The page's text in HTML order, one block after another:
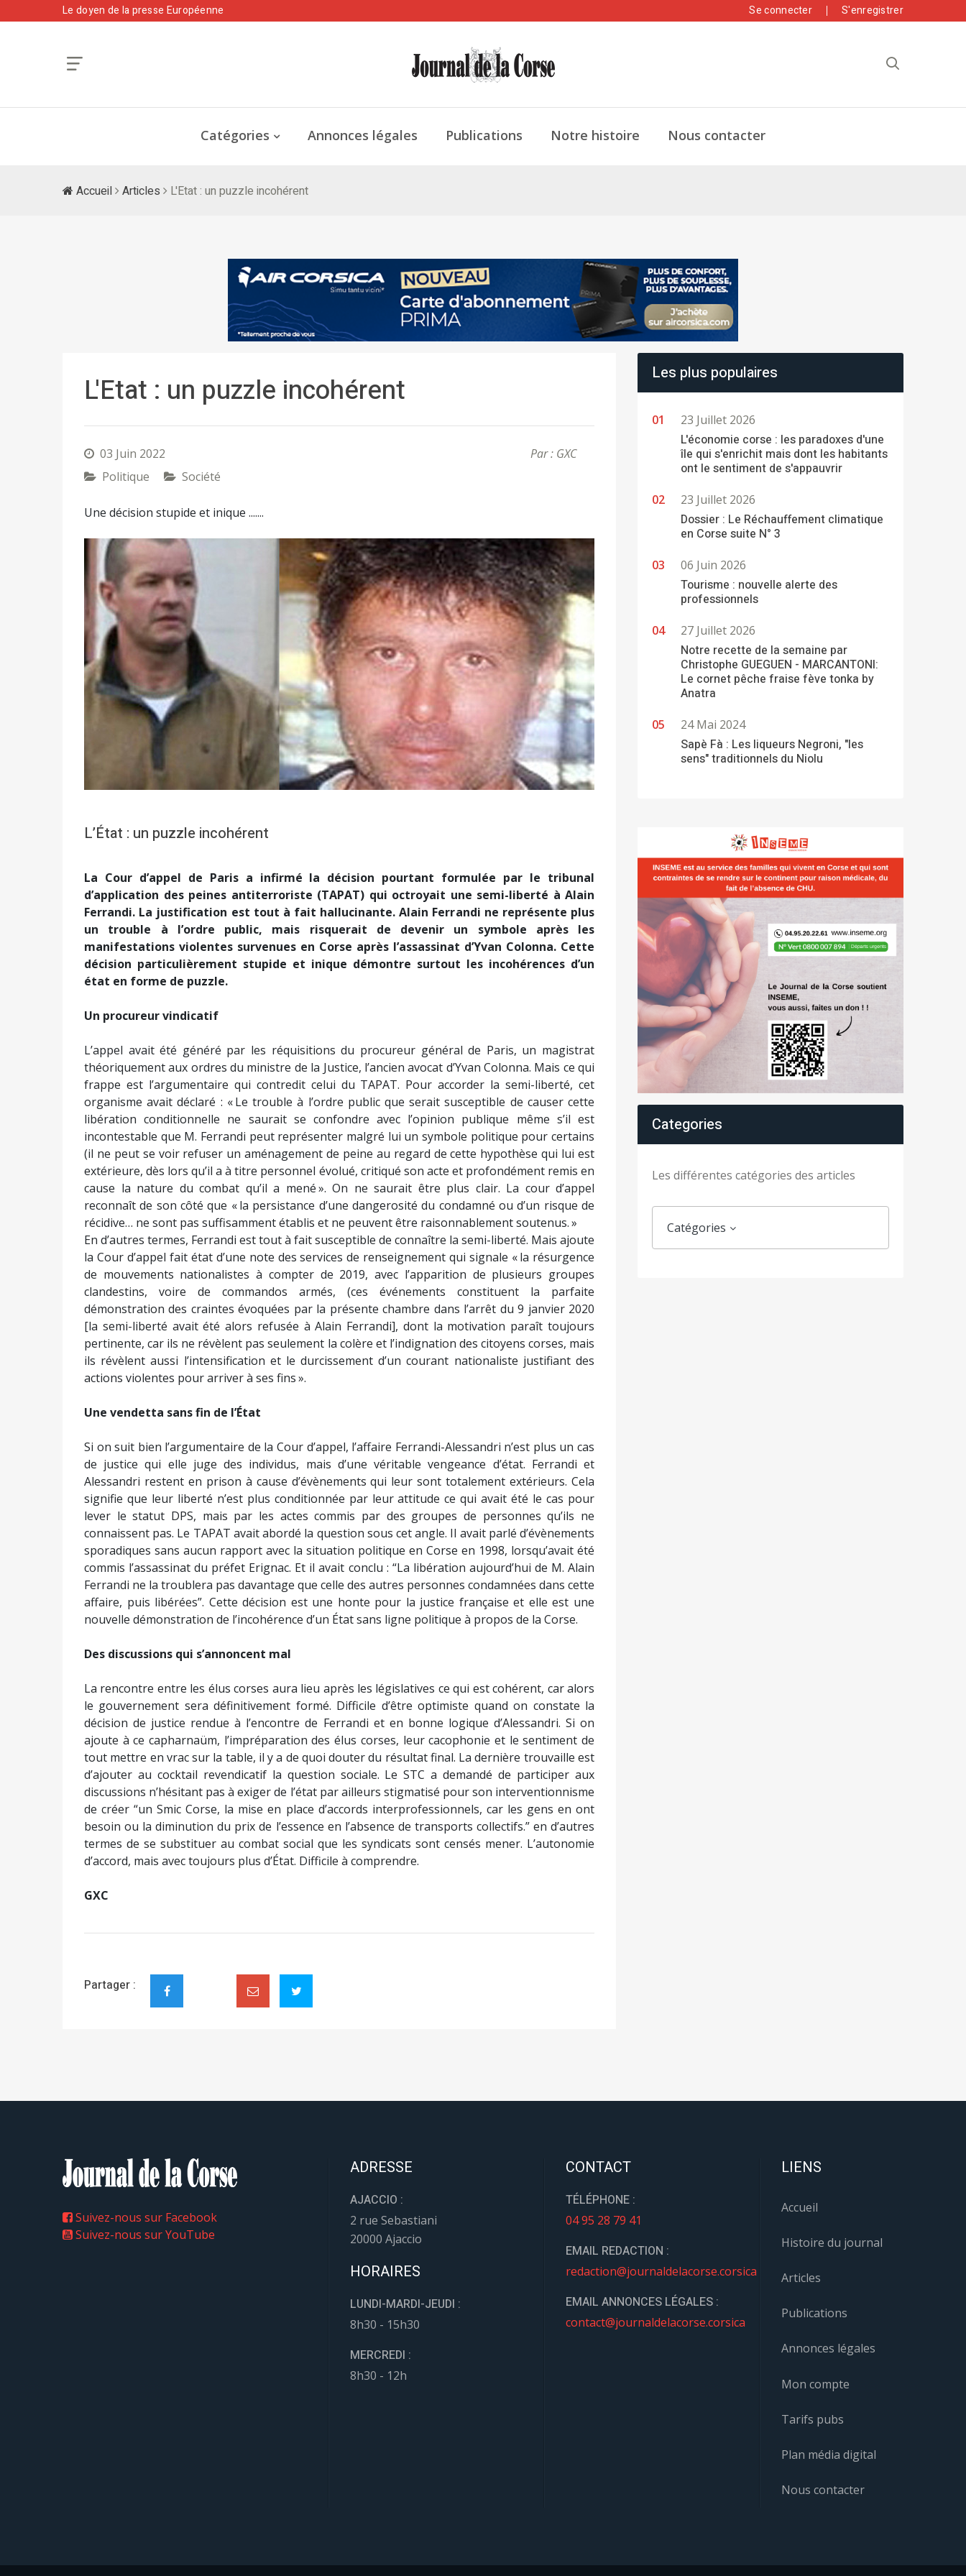
Le doyen de la presse Européenne Se connecter S'enregistrer
Catégories Annonces légales Publications Notre histoire Nous contacter
Accueil Articles L'Etat : un puzzle incohérent
L'Etat : un puzzle incohérent
03 Juin 2022
Par : GXC
Politique
Société
Une décision stupide et inique .......
L’État : un puzzle incohérent
La Cour d’appel de Paris a infirmé la décision pourtant formulée par le tribunal
d’application des peines antiterroriste (TAPAT) qui octroyait une semi-liberté à Alain
Ferrandi. La justification est tout à fait hallucinante. Alain Ferrandi ne représente plus
un trouble à l’ordre public, mais risquerait de devenir un symbole après les
manifestations violentes survenues en Corse après l’assassinat d’Yvan Colonna. Cette
décision particulièrement stupide et inique démontre surtout les incohérences d’un
état en forme de puzzle.
Un procureur vindicatif
L’appel avait été généré par les réquisitions du procureur général de Paris, un magistrat
théoriquement aux ordres du ministre de la Justice, l’ancien avocat d’Yvan Colonna. Mais ce qui
frappe est l’argumentaire qui contredit celui du TAPAT. Pour accorder la semi-liberté, cet
organisme avait déclaré : « Le trouble à l’ordre public que serait susceptible de causer cette
libération conditionnelle ne saurait se confondre avec l’opinion publique même s’il est
incontestable que M. Ferrandi peut représenter malgré lui un symbole politique pour certains
(il ne peut se voir refuser un aménagement de peine au regard de cette hypothèse qui lui est
extérieure, dès lors qu’il a à titre personnel évolué, critiqué son acte et profondément remis en
cause la nature du combat qu’il a mené ». On ne saurait être plus clair. La cour d’appel
reconnaît de son côté que « la persistance d’une dangerosité du condamné ou d’un risque de
récidive… ne sont pas suffisamment établis et ne peuvent être raisonnablement soutenus. »
En d’autres termes, Ferrandi est tout à fait susceptible de connaître la semi-liberté. Mais ajoute
la Cour d’appel fait état d’une note des services de renseignement qui signale « la résurgence
de mouvements nationalistes à compter de 2019, avec l’apparition de plusieurs groupes
clandestins, voire de commandos armés, (ces événements constituent la parfaite
démonstration des craintes évoquées par la présente chambre dans l’arrêt du 9 janvier 2020
[la semi-liberté avait été alors refusée à Alain Ferrandi], dont la motivation paraît toujours
pertinente, car ils ne révèlent pas seulement la colère et l’indignation des citoyens corses, mais
ils révèlent aussi l’intensification et le durcissement d’un courant nationaliste justifiant des
actions violentes pour arriver à ses fins ».
Une vendetta sans fin de l’État
Si on suit bien l’argumentaire de la Cour d’appel, l’affaire Ferrandi-Alessandri n’est plus un cas
de justice qui elle juge des individus, mais d’une véritable vengeance d’état. Ferrandi et
Alessandri restent en prison à cause d’évènements qui leur sont totalement extérieurs. Cela
signifie que leur liberté n’est plus conditionnée par leur attitude ce qui avait été le cas pour
lever le statut DPS, mais par les actes commis par des groupes de personnes qu’ils ne
connaissent pas. Le TAPAT avait abordé la question sous cet angle. Il avait parlé d’évènements
sporadiques sans aucun rapport avec la situation politique en Corse en 1998, lorsqu’avait été
commis l’assassinat du préfet Erignac. Et il avait conclu : “La libération aujourd’hui de M. Alain
Ferrandi ne la troublera pas davantage que celle des autres personnes condamnées dans cette
affaire, puis libérées”. Cette décision est une honte pour la justice française et elle est une
nouvelle démonstration de l’incohérence d’un État sans ligne politique à propos de la Corse.
Des discussions qui s’annoncent mal
La rencontre entre les élus corses aura lieu après les législatives ce qui est cohérent, car alors
le gouvernement sera définitivement formé. Difficile d’être optimiste quand on constate la
décision de justice rendue à l’encontre de Ferrandi et en bonne logique d’Alessandri. Si on
ajoute à ce capharnaüm, l’impréparation des élus corses, leur cacophonie et le sentiment de
tout mettre en vrac sur la table, il y a de quoi douter du résultat final. La dernière trouvaille est
d’ajouter au cocktail revendicatif la question sociale. Le STC a demandé de participer aux
discussions n’hésitant pas à exiger de l’état par ailleurs stigmatisé pour son interventionnisme
de créer “un Smic Corse, la mise en place d’accords interprofessionnels, car les gens en ont
besoin ou la diminution du prix de l’essence en l’absence de transports collectifs.” en d’autres
termes de se substituer au combat social que les syndicats sont censés mener. L’autonomie
d’accord, mais avec toujours plus d’État. Difficile à comprendre.
GXC
Partager :
Les plus populaires
23 Juillet 2026
L'économie corse : les paradoxes d'une
île qui s'enrichit mais dont les habitants
ont le sentiment de s'appauvrir
23 Juillet 2026
Dossier : Le Réchauffement climatique
en Corse suite N° 3
06 Juin 2026
Tourisme : nouvelle alerte des
professionnels
27 Juillet 2026
Notre recette de la semaine par
Christophe GUEGUEN - MARCANTONI:
Le cornet pêche fraise fève tonka by
Anatra
24 Mai 2024
Sapè Fà : Les liqueurs Negroni, "les
sens" traditionnels du Niolu
Categories
Les différentes catégories des articles
Catégories
Suivez-nous sur Facebook
Suivez-nous sur YouTube
ADRESSE
AJACCIO :
2 rue Sebastiani
20000 Ajaccio
HORAIRES
LUNDI-MARDI-JEUDI :
8h30 - 15h30
MERCREDI :
8h30 - 12h
CONTACT
TÉLÉPHONE :
04 95 28 79 41
EMAIL REDACTION :
redaction@journaldelacorse.corsica
EMAIL ANNONCES LÉGALES :
contact@journaldelacorse.corsica
LIENS
Accueil
Histoire du journal
Articles
Publications
Annonces légales
Mon compte
Tarifs pubs
Plan média digital
Nous contacter